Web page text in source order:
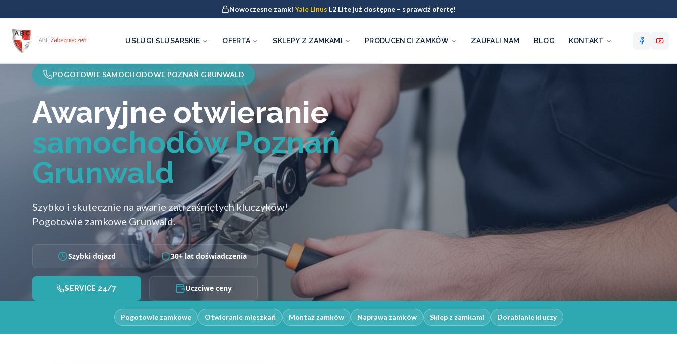
Nowoczesne zamki Yale Linus L2 Lite już dostępne – sprawdź ofertę!
USŁUGI ŚLUSARSKIE OFERTA SKLEPY Z ZAMKAMI PRODUCENCI ZAMKÓW ZAUFALI NAM BLOG KONTAKT
POGOTOWIE SAMOCHODOWE POZNAŃ GRUNWALD
Awaryjne otwieranie
samochodów Poznań
Grunwald
Szybko i skutecznie na awarie zatrzaśniętych kluczyków!
Pogotowie zamkowe Grunwald.
Szybki dojazd 30+ lat doświadczenia
SERVICE 24/7 Uczciwe ceny
Pogotowie zamkowe Otwieranie mieszkań Montaż zamków Naprawa zamków Sklep z zamkami Dorabianie kluczy